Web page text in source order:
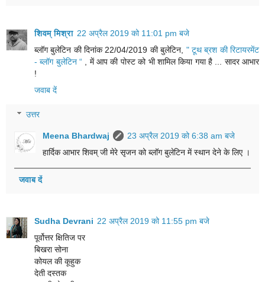
शिवम् मिश्रा 22 अप्रैल 2019 को 11:01 pm बजे
ब्लॉग बुलेटिन की दिनांक 22/04/2019 की बुलेटिन, " टूथ ब्रश की रिटायरमेंट
- ब्लॉग बुलेटिन “
, में आप की पोस्ट को भी शामिल किया गया है ... सादर आभार
!
जवाब दें
उत्तर
Meena Bhardwaj
23 अप्रैल 2019 को 6:38 am बजे
हार्दिक आभार शिवम् जी मेरे सृजन को ब्लॉग बुलेटिन में स्थान देने के लिए ।
जवाब दें
Sudha Devrani 22 अप्रैल 2019 को 11:55 pm बजे
पूर्वोत्तर क्षितिज पर
बिखरा सोना
कोयल की कूहुक
देती दस्तक